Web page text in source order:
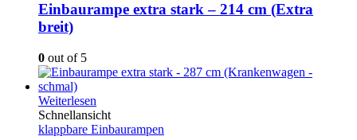
Einbaurampe extra stark – 214 cm (Extra
breit)
0 out of 5
Weiterlesen
Schnellansicht
klappbare Einbaurampen